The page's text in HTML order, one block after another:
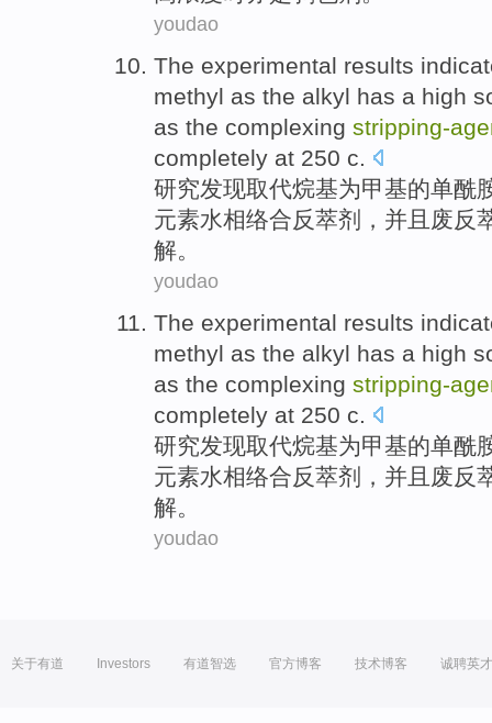
youdao
The experimental results
methyl as the alkyl has a high
as the complexing stripping-
completely at 250 c.
研究发现取代烷基为甲基的单酰
元素水相络合反萃剂， 并且 废反
解。
youdao
The experimental results
methyl as the alkyl has a high
as the complexing stripping-
completely at 250 c.
研究发现取代烷基为甲基的单酰
元素水相络合反萃剂， 并且 废反
解。
youdao
关于有道 Investors 有道智选 官方博客 技术博客 诚聘英才